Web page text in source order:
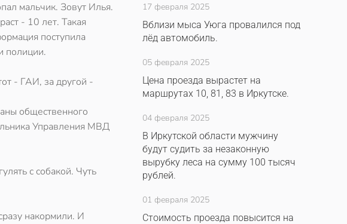
мальчик. Зовут Илья.
- 10 лет. Такая
поступила
полиции.
- ГАИ, за другой -
общественного
Управления МВД
с собакой. Чуть
накормили. И
17 февраля 2025
Вблизи мыса Уюга провалился под
лёд автомобиль.
05 февраля 2025
Цена проезда вырастет на
маршрутах 10, 81, 83 в Иркутске.
04 февраля 2025
В Иркутской области мужчину
будут судить за незаконную
вырубку леса на сумму 100 тысяч
рублей.
01 февраля 2025
Стоимость проезда повысится на